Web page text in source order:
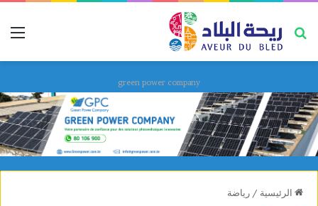
بحث عن
green power company
الرئيسية / رياضة